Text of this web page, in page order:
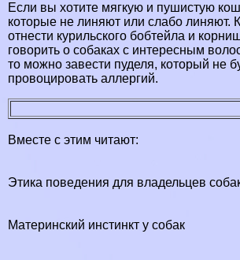
Если вы хотите мягкую и пушистую
которые не линяют или слабо линяют.
отнести курильского бобтейла и
говорить о собаках с интересным
то можно завести пуделя, который не
провоцировать аллергий.
Вместе с этим читают:
Этика поведения для владельцев
Материнский инстинкт у собак